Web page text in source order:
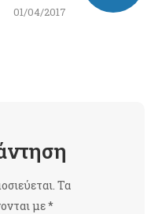
01/04/2017
Τα
με*